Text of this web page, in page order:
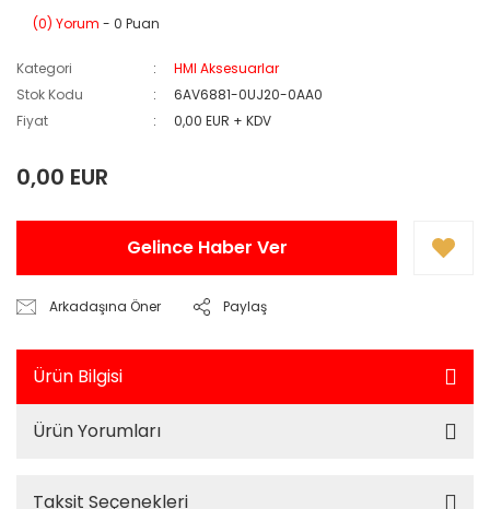
(0) Yorum - 0 Puan
Kategori
HMI Aksesuarlar
Stok Kodu
6AV6881-0UJ20-0AA0
Fiyat
0,00 EUR + KDV
0,00 EUR
Gelince Haber Ver
Arkadaşına Öner Paylaş
Ürün Bilgisi
Ürün Yorumları
Taksit Seçenekleri